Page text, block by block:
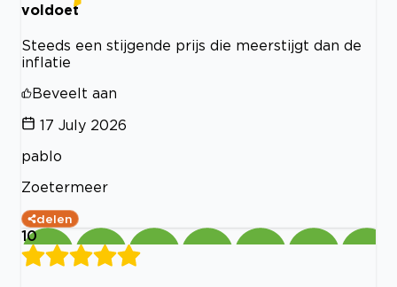
voldoet
Steeds een stijgende prijs die meerstijgt dan de
inflatie
Beveelt aan
17 July 2026
pablo
Zoetermeer
delen
10